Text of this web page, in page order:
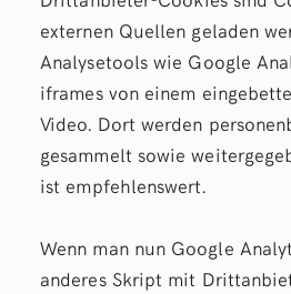
externen Quellen geladen
Analysetools wie Google
iframes von einem
Video. Dort werden
gesammelt sowie
ist empfehlenswert.
Wenn man nun Google
anderes Skript mit